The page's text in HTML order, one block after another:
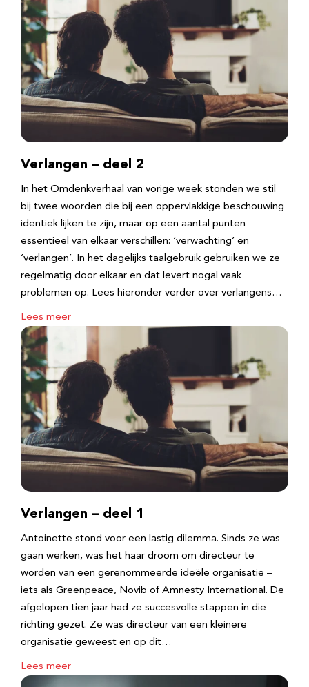
Verlangen – deel 2
In het Omdenkverhaal van vorige week stonden we stil
bij twee woorden die bij een oppervlakkige beschouwing
identiek lijken te zijn, maar op een aantal punten
essentieel van elkaar verschillen: ‘verwachting’ en
‘verlangen’. In het dagelijks taalgebruik gebruiken we ze
regelmatig door elkaar en dat levert nogal vaak
problemen op. Lees hieronder verder over verlangens…
Lees meer
Verlangen – deel 1
Antoinette stond voor een lastig dilemma. Sinds ze was
gaan werken, was het haar droom om directeur te
worden van een gerenommeerde ideële organisatie –
iets als Greenpeace, Novib of Amnesty International. De
afgelopen tien jaar had ze succesvolle stappen in die
richting gezet. Ze was directeur van een kleinere
organisatie geweest en op dit…
Lees meer